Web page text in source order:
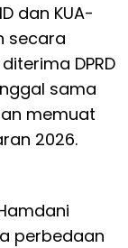
dan KUA-
secara
DPRD
sama
memuat
2026.
perbedaan